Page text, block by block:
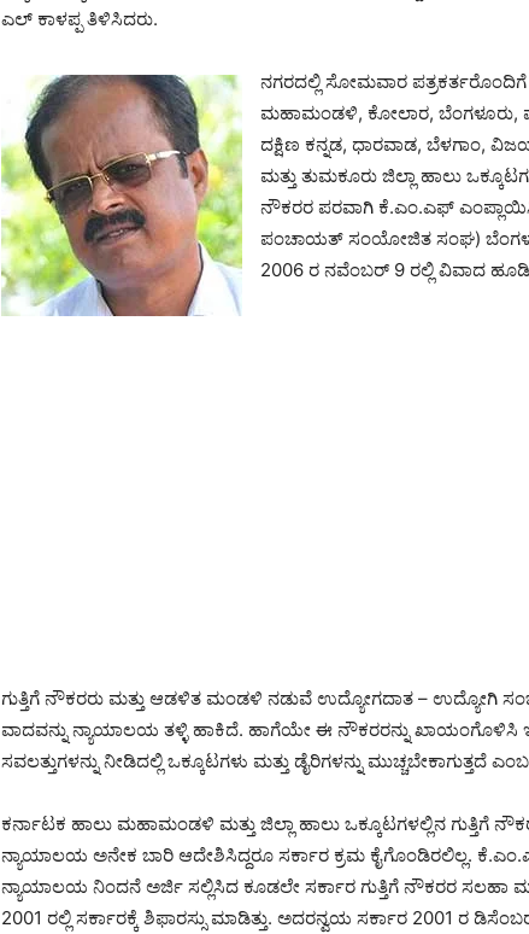
ಎಲ್ ಕಾಳಪ್ಪ ತಿಳಿಸಿದರು.
ನಗರದಲ್ಲಿ ಸೋಮವಾರ
ಮಹಾಮಂಡಳಿ, ಕೋಲಾರ, ಬೆಂಗಳೂರು,
ದಕ್ಷಿಣ ಕನ್ನಡ, ಧಾರವಾಡ, ಬೆಳಗಾಂ,
ಮತ್ತು ತುಮಕೂರು ಜಿಲ್ಲಾ ಹಾಲು
ನೌಕರರ ಪರವಾಗಿ ಕೆ.ಎಂ.ಎಫ್
ಪಂಚಾಯತ್ ಸಂಯೋಜಿತ ಸಂಘ)
2006 ರ ನವೆಂಬರ್ 9 ರಲ್ಲಿ ವಿವಾದ
ಗುತ್ತಿಗೆ ನೌಕರರು ಮತ್ತು ಆಡಳಿತ ಮಂಡಳಿ ನಡುವೆ ಉದ್ಯೋಗದಾತ – ಉದ್ಯೋಗಿ
ವಾದವನ್ನು ನ್ಯಾಯಾಲಯ ತಳ್ಳಿ ಹಾಕಿದೆ. ಹಾಗೆಯೇ ಈ ನೌಕರರನ್ನು ಖಾಯಂಗೊಳಿಸಿ
ಸವಲತ್ತುಗಳನ್ನು ನೀಡಿದಲ್ಲಿ ಒಕ್ಕೂಟಗಳು ಮತ್ತು ಡೈರಿಗಳನ್ನು ಮುಚ್ಚಬೇಕಾಗುತ್ತದೆ
ಕರ್ನಾಟಕ ಹಾಲು ಮಹಾಮಂಡಳಿ ಮತ್ತು ಜಿಲ್ಲಾ ಹಾಲು ಒಕ್ಕೂಟಗಳಲ್ಲಿನ ಗುತ್ತಿಗೆ
ನ್ಯಾಯಾಲಯ ಅನೇಕ ಬಾರಿ ಆದೇಶಿಸಿದ್ದರೂ ಸರ್ಕಾರ ಕ್ರಮ ಕೈಗೊಂಡಿರಲಿಲ್ಲ.
ನ್ಯಾಯಾಲಯ ನಿಂದನೆ ಅರ್ಜಿ ಸಲ್ಲಿಸಿದ ಕೂಡಲೇ ಸರ್ಕಾರ ಗುತ್ತಿಗೆ ನೌಕರರ ಸಲಹಾ
2001 ರಲ್ಲಿ ಸರ್ಕಾರಕ್ಕೆ ಶಿಫಾರಸ್ಸು ಮಾಡಿತ್ತು. ಅದರನ್ವಯ ಸರ್ಕಾರ 2001 ರ